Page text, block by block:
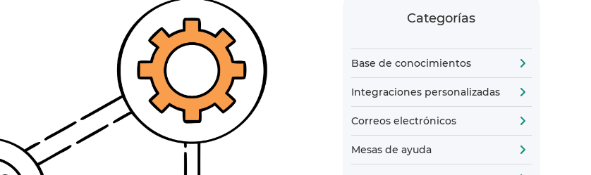
Categorías
Base de conocimientos
Integraciones personalizadas
Correos electrónicos
Mesas de ayuda